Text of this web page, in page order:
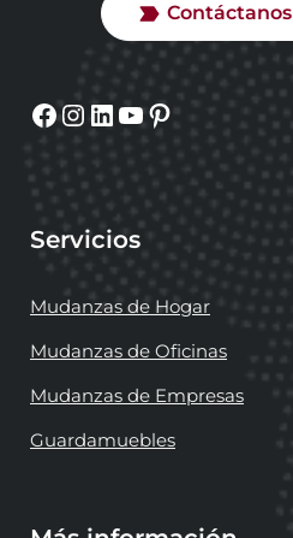
Servicios
Mudanzas de Hogar
Mudanzas de Oficinas
Mudanzas de Empresas
Guardamuebles
Contáctanos
Facebook
Instagram
LinkedIn
YouTube
Pinterest